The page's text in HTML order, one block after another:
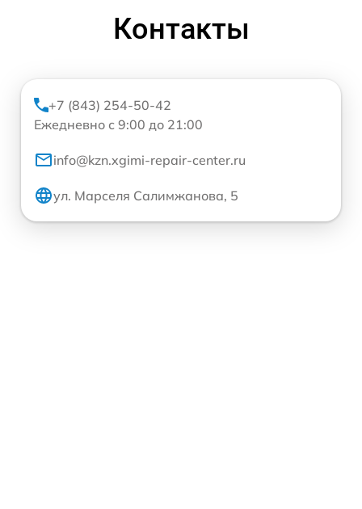
Контакты
+7 (843) 254-50-42
Ежедневно с 9:00 до 21:00
info@kzn.xgimi-repair-center.ru
ул. Марселя Салимжанова, 5